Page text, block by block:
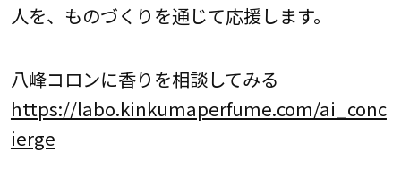
人を、ものづくりを通じて応援します。
八峰コロンに香りを相談してみる
https://labo.kinkumaperfume.com/ai_conc
ierge